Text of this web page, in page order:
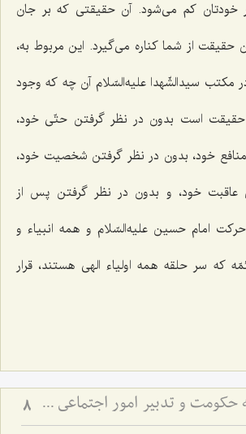
خودتان كم می‌شود. آن حقیقتی كه بر جان
از شما كناره می‌گیرد. این مربوط به،
مكتب سیدالشّهدا علیه‌السّلام آن چه كه وجود
حقیقت است بدون در نظر گرفتن حتّی خود،
خود، بدون در نظر گرفتن شخصیت خود،
عاقبت خود، و بدون در نظر گرفتن پس از
امام حسین علیه‌السّلام و همه انبیاء و
كه سر حلقه همه اولیاء الهی هستند، قرار
توحید و حق پایه حكومت و تدبیر امور اجتماعى در مكتب انبیاء الهی 8